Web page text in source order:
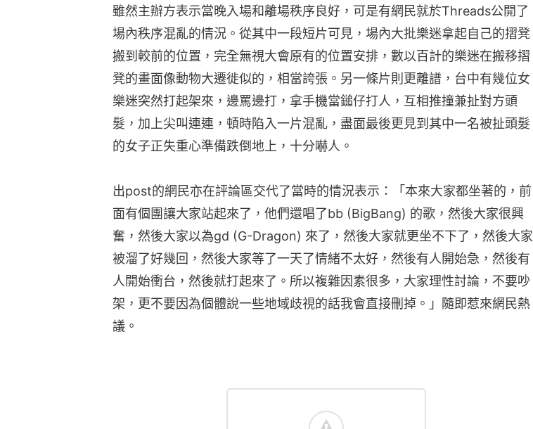
雖然主辦方表示當晚入場和離場秩序良好，可是有網民就於Threads公開了
場內秩序混亂的情況。從其中一段短片可見，場內大批樂迷拿起自己的摺凳
搬到較前的位置，完全無視大會原有的位置安排，數以百計的樂迷在搬移摺
凳的畫面像動物大遷徙似的，相當誇張。另一條片則更離譜，台中有幾位女
樂迷突然打起架來，邊罵邊打，拿手機當鎚仔打人，互相推撞兼扯對方頭
髮，加上尖叫連連，頓時陷入一片混亂，盡面最後更見到其中一名被扯頭髮
的女子正失重心準備跌倒地上，十分嚇人。
出post的網民亦在評論區交代了當時的情況表示：「本來大家都坐著的，前
面有個團讓大家站起來了，他們還唱了bb (BigBang) 的歌，然後大家很興
奮，然後大家以為gd (G-Dragon) 來了，然後大家就更坐不下了，然後大家
被溜了好幾回，然後大家等了一天了情緒不太好，然後有人開始急，然後有
人開始衝台，然後就打起來了。所以複雜因素很多，大家理性討論，不要吵
架，更不要因為個體說一些地域歧視的話我會直接刪掉。」隨即惹來網民熱
議。